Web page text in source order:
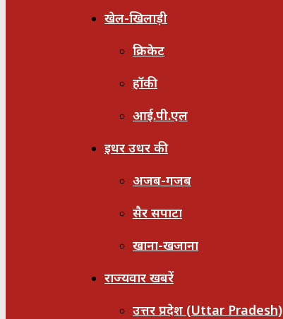
खेल-खिलाड़ी
क्रिकेट
हॉकी
आई.पी.एल
इधर उधर की
अजब-गजब
सैर सपाटा
खाना-खजाना
राज्यवार खबरें
उत्तर प्रदेश (Uttar Pradesh)